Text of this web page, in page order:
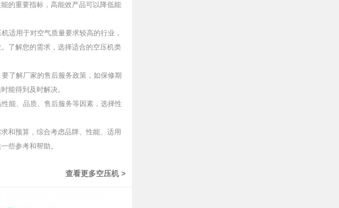
的重要指标，高能效产品可以降低能
适用于对空气质量要求较高的行业，
了解您的需求，选择适合的空压机类
了解厂家的售后服务政策，如保修期
能得到及时解决。
能、品质、售后服务等因素，选择性
和预算，综合考虑品牌、性能、适用
些参考和帮助。
查看更多空压机 >